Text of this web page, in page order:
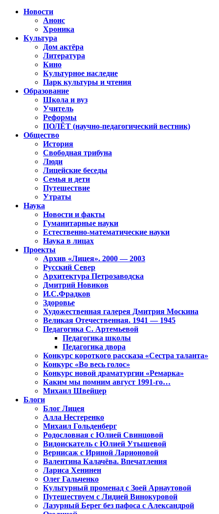
Новости
Анонс
Хроника
Культура
Дом актёра
Литература
Кино
Культурное наследие
Парк культуры и чтения
Образование
Школа и вуз
Учитель
Реформы
ПОЛЁТ (научно-педагогический вестник)
Общество
История
Свободная трибуна
Люди
Лицейские беседы
Семья и дети
Путешествие
Утраты
Наука
Новости и факты
Гуманитарные науки
Естественно-математические науки
Наука в лицах
Проекты
Архив «Лицея». 2000 — 2003
Русский Север
Архитектура Петрозаводска
Дмитрий Новиков
И.С.Фрадков
Здоровье
Художественная галерея Дмитрия Москина
Великая Отечественная. 1941 — 1945
Педагогика С. Артемьевой
Педагогика школы
Педагогика двора
Конкурс короткого рассказа «Сестра таланта»
Конкурс «Во весь голос»
Конкурс новой драматургии «Ремарка»
Каким мы помним август 1991-го…
Михаил Швейцер
Блоги
Блог Лицея
Алла Нестеренко
Михаил Гольденберг
Родословная с Юлией Свинцовой
Видоискатель с Юлией Утышевой
Вернисаж с Ириной Ларионовой
Валентина Калачёва. Впечатления
Лариса Хенинен
Олег Гальченко
Культурный променад с Зоей Арнаутовой
Путешествуем с Лидией Винокуровой
Лазурный Берег без пафоса с Александрой